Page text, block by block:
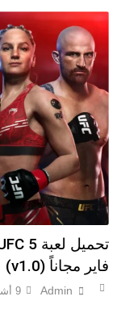
فاير مجاناً (v1.0)
Admin 9 أشهر Ago